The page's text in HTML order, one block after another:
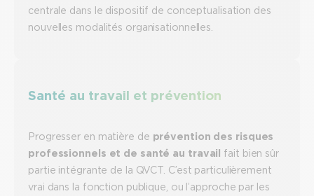
centrale dans le dispositif de conceptualisation des
nouvelles modalités organisationnelles.
Santé au travail et prévention
Progresser en matière de prévention des risques
professionnels et de santé au travail fait bien sûr
partie intégrante de la QVCT. C’est particulièrement
vrai dans la fonction publique, ou l’approche par les